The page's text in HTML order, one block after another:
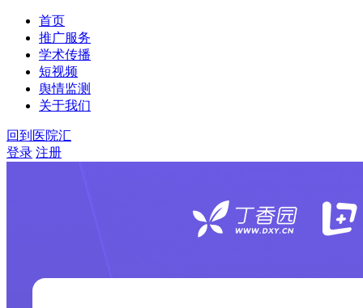
首页
推广服务
学术传播
短视频
舆情监测
关于我们
回到医院汇
登录 注册